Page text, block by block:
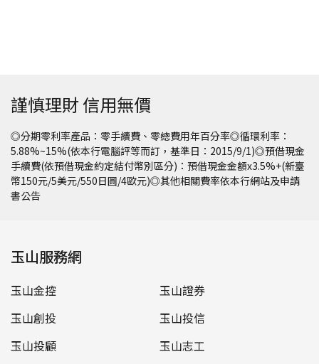
謹慎理財 信用無價
◎分期零利率產品：零手續費、零總費用年百分率◎循環利率：
5.88%~15%(依本行電腦評等而訂，基準日：2015/9/1)◎預借現金
手續費(依預借現金約定結付幣別區分)：預借現金金額x3.5%+(新臺
幣150元/5美元/550日圓/4歐元)◎其他相關費率依本行網站及申請
書公告
玉山服務網
玉山金控
玉山證券
玉山創投
玉山投信
玉山投顧
玉山志工